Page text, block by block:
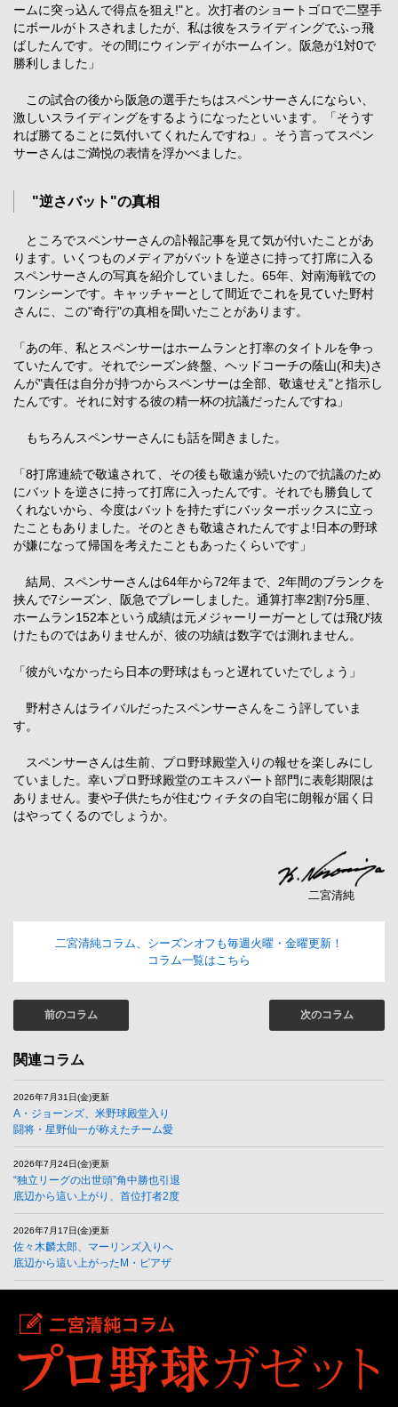
ームに突っ込んで得点を狙え!"と。次打者のショートゴロで二塁手
にボールがトスされましたが、私は彼をスライディングでふっ飛
ばしたんです。その間にウィンディがホームイン。阪急が1対0で
勝利しました」
この試合の後から阪急の選手たちはスペンサーさんにならい、
激しいスライディングをするようになったといいます。「そうす
れば勝てることに気付いてくれたんですね」。そう言ってスペン
サーさんはご満悦の表情を浮かべました。
"逆さバット"の真相
ところでスペンサーさんの訃報記事を見て気が付いたことがあ
ります。いくつものメディアがバットを逆さに持って打席に入る
スペンサーさんの写真を紹介していました。65年、対南海戦での
ワンシーンです。キャッチャーとして間近でこれを見ていた野村
さんに、この"奇行"の真相を聞いたことがあります。
「あの年、私とスペンサーはホームランと打率のタイトルを争っ
ていたんです。それでシーズン終盤、ヘッドコーチの蔭山(和夫)さ
んが"責任は自分が持つからスペンサーは全部、敬遠せえ"と指示し
たんです。それに対する彼の精一杯の抗議だったんですね」
もちろんスペンサーさんにも話を聞きました。
「8打席連続で敬遠されて、その後も敬遠が続いたので抗議のため
にバットを逆さに持って打席に入ったんです。それでも勝負して
くれないから、今度はバットを持たずにバッターボックスに立っ
たこともありました。そのときも敬遠されたんですよ!日本の野球
が嫌になって帰国を考えたこともあったくらいです」
結局、スペンサーさんは64年から72年まで、2年間のブランクを
挟んで7シーズン、阪急でプレーしました。通算打率2割7分5厘、
ホームラン152本という成績は元メジャーリーガーとしては飛び抜
けたものではありませんが、彼の功績は数字では測れません。
「彼がいなかったら日本の野球はもっと遅れていたでしょう」
野村さんはライバルだったスペンサーさんをこう評していま
す。
スペンサーさんは生前、プロ野球殿堂入りの報せを楽しみにし
ていました。幸いプロ野球殿堂のエキスパート部門に表彰期限は
ありません。妻や子供たちが住むウィチタの自宅に朗報が届く日
はやってくるのでしょうか。
二宮清純
二宮清純コラム、シーズンオフも毎週火曜・金曜更新！
コラム一覧はこちら
前のコラム 次のコラム
関連コラム
2026年7月31日(金)更新
A・ジョーンズ、米野球殿堂入り
闘将・星野仙一が称えたチーム愛
2026年7月24日(金)更新
“独立リーグの出世頭”角中勝也引退
底辺から這い上がり、首位打者2度
2026年7月17日(金)更新
佐々木麟太郎、マーリンズ入りへ
底辺から這い上がったM・ピアザ